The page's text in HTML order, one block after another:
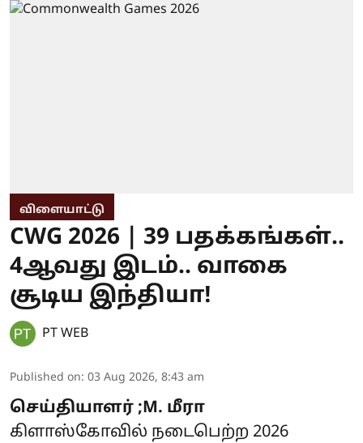
விளையாட்டு
CWG 2026 | 39 பதக்கங்கள்..
4ஆவது இடம்.. வாகை
சூடிய இந்தியா!
PT WEB
Published on: 03 Aug 2026, 8:43 am
செய்தியாளர் ;M. மீரா
கிளாஸ்கோவில் நடைபெற்ற 2026